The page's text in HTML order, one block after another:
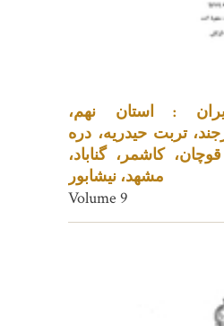
: استان نهم،
تربت حیدریه، دره
کاشمر، گناباد،
مشهد، نیشابور
Volume 9